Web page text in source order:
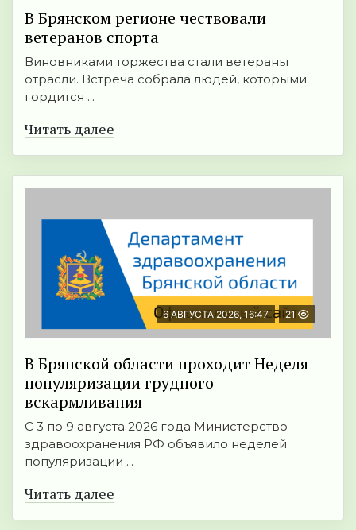
В Брянском регионе чествовали
ветеранов спорта
Виновниками торжества стали ветераны
отрасли. Встреча собрала людей, которыми
гордится ...
Читать далее
6 АВГУСТА 2026, 16:47 21
В Брянской области проходит Неделя
популяризации грудного
вскармливания
С 3 по 9 августа 2026 года Министерство
здравоохранения РФ объявило неделей
популяризации ...
Читать далее